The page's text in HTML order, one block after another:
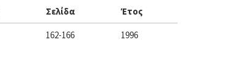
Σελίδα Έτος
162-166 1996